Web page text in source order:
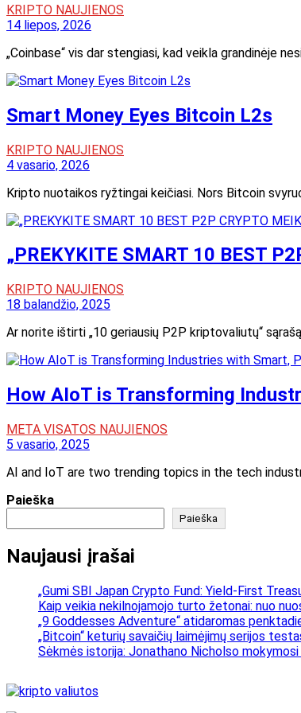
KRIPTO NAUJIENOS
14 liepos, 2026
„Coinbase“ vis dar stengiasi, kad veikla grandinėje
Smart Money Eyes Bitcoin L2s
KRIPTO NAUJIENOS
4 vasario, 2026
Kripto nuotaikos ryžtingai keičiasi. Nors Bitcoin
„PREKYKITE SMART 10 BEST
KRIPTO NAUJIENOS
18 balandžio, 2025
Ar norite ištirti „10 geriausių P2P kriptovaliutų“
How AIoT is Transforming
META VISATOS NAUJIENOS
5 vasario, 2025
AI and IoT are two trending topics in the tech
Paieška
Paieška
Naujausi įrašai
„Gumi SBI Japan Crypto Fund: Yield-First
Kaip veikia nekilnojamojo turto žetonai: nuo
„9 Goddesses Adventure“ atidaromas
„Bitcoin“ keturių savaičių laimėjimų serijos
Sėkmės istorija: Jonathano Nicholso